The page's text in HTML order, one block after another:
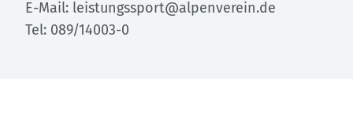
E-Mail: leistungssport@alpenverein.de
Tel: 089/14003-0